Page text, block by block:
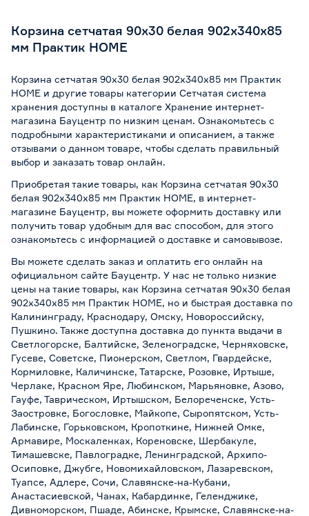
Корзина сетчатая 90х30 белая 902x340х85
мм Практик HOME
Корзина сетчатая 90х30 белая 902x340х85 мм Практик
HOME и другие товары категории Сетчатая система
хранения доступны в каталоге Хранение интернет-
магазина Бауцентр по низким ценам. Ознакомьтесь с
подробными характеристиками и описанием, а также
отзывами о данном товаре, чтобы сделать правильный
выбор и заказать товар онлайн.
Приобретая такие товары, как Корзина сетчатая 90х30
белая 902x340х85 мм Практик HOME, в интернет-
магазине Бауцентр, вы можете оформить доставку или
получить товар удобным для вас способом, для этого
ознакомьтесь с информацией о доставке и самовывозе.
Вы можете сделать заказ и оплатить его онлайн на
официальном сайте Бауцентр. У нас не только низкие
цены на такие товары, как Корзина сетчатая 90х30 белая
902x340х85 мм Практик HOME, но и быстрая доставка по
Калининграду, Краснодару, Омску, Новороссийску,
Пушкино. Также доступна доставка до пункта выдачи в
Светлогорске, Балтийске, Зеленоградске, Черняховске,
Гусеве, Советске, Пионерском, Светлом, Гвардейске,
Кормиловке, Каличинске, Татарске, Розовке, Иртыше,
Черлаке, Красном Яре, Любинском, Марьяновке, Азово,
Гауфе, Таврическом, Иртышском, Белореченске, Усть-
Заостровке, Богословке, Майкопе, Сыропятском, Усть-
Лабинске, Горьковском, Кропоткине, Нижней Омке,
Армавире, Москаленках, Кореновске, Шербакуле,
Тимашевске, Павлоградке, Ленинградской, Архипо-
Осиповке, Джубге, Новомихайловском, Лазаревском,
Туапсе, Адлере, Сочи, Славянске-на-Кубани,
Анастасиевской, Чанах, Кабардинке, Геленджике,
Дивноморском, Пшаде, Абинске, Крымске, Славянске-на-